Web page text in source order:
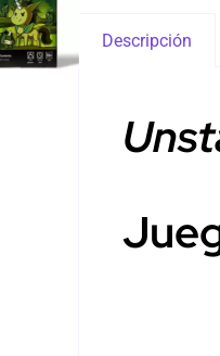
Descripción